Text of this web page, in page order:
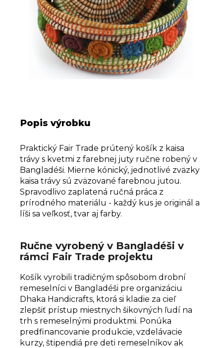
Popis výrobku
Praktický Fair Trade prútený košík z kaisa
trávy s kvetmi z farebnej juty ručne robený v
Bangladéši. Mierne kónický, jednotlivé zväzky
kaisa trávy sú zväzované farebnou jutou.
Spravodlivo zaplatená ručná práca z
prírodného materiálu - každý kus je originál a
líši sa veľkosť, tvar aj farby.
Ručne vyrobený v Bangladéši v
rámci Fair Trade projektu
Košík vyrobili tradičným spôsobom drobní
remeselníci v Bangladéši pre organizáciu
Dhaka Handicrafts, ktorá si kladie za cieľ
zlepšiť prístup miestnych šikovných ľudí na
trh s remeselnými produktmi. Ponúka
predfinancovanie produkcie, vzdelávacie
kurzy, štipendiá pre deti remeselníkov ak